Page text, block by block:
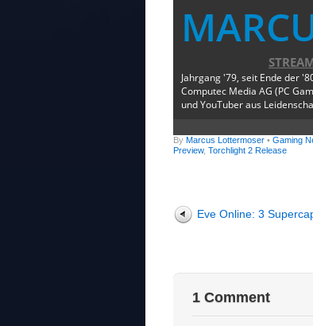
Jahrgang '79, seit Ende der
Computec Media AG (PC
und YouTuber aus
By Marcus Lottermoser • Gaming
Preview, Torchlight 2 Release
Eve Online: 3
1 Comment